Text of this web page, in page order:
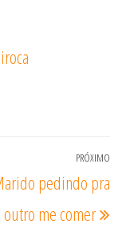
PRÓXIMO
pedindo pra
outro me comer
VIP